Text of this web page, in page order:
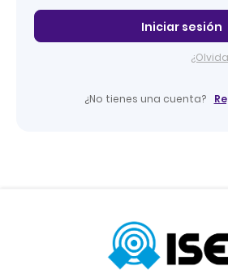
Iniciar sesión
¿No tienes una cuenta?